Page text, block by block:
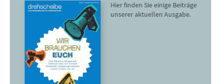
Hier finden Sie einige Beiträge
unserer aktuellen Ausgabe.